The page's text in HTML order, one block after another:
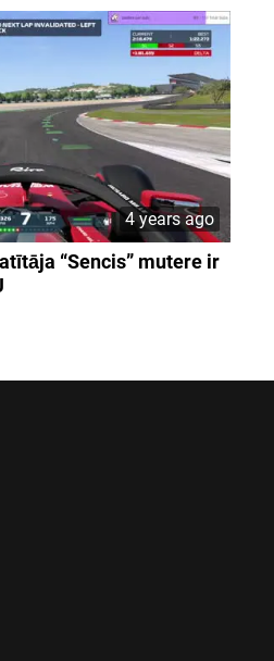
4 years ago
“Sencis” mutere ir